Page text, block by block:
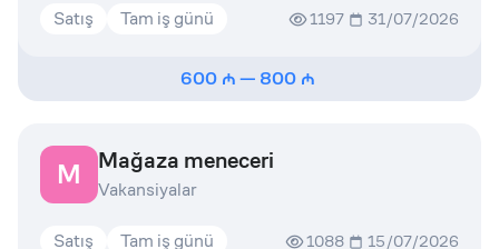
Satış Tam iş günü 1197 31/07/2026
600 — 800
M Mağaza meneceri
Vakansiyalar
Satış Tam iş günü 1088 15/07/2026